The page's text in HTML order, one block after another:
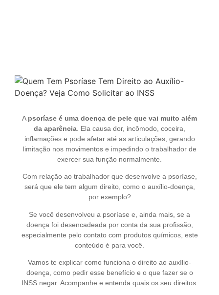
A psoríase é uma doença de pele que vai muito além
da aparência . Ela causa dor, incômodo, coceira,
inflamações e pode afetar até as articulações, gerando
limitação nos movimentos e impedindo o trabalhador de
exercer sua função normalmente.
Com relação ao trabalhador que desenvolve a psoríase,
será que ele tem algum direito, como o auxílio-doença,
por exemplo?
Se você desenvolveu a psoríase e, ainda mais, se a
doença foi desencadeada por conta da sua profissão,
especialmente pelo contato com produtos químicos, este
conteúdo é para você.
Vamos te explicar como funciona o direito ao auxílio-
doença, como pedir esse benefício e o que fazer se o
INSS negar. Acompanhe e entenda quais os seu direitos.